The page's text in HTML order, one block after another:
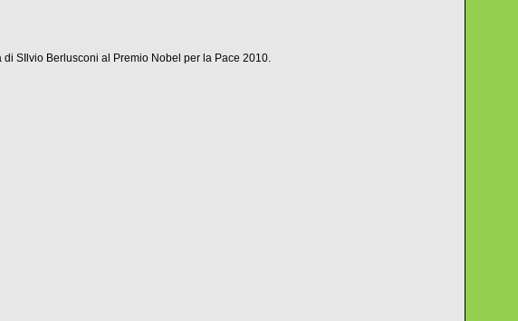
SIlvio Berlusconi al Premio Nobel per la Pace 2010.